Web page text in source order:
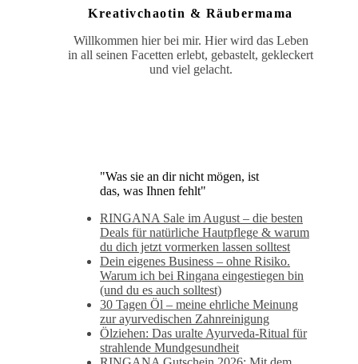
Kreativchaotin & Räubermama
Willkommen hier bei mir. Hier wird das Leben
in all seinen Facetten erlebt, gebastelt, gekleckert
und viel gelacht.
"Was sie an dir nicht mögen, ist
das, was Ihnen fehlt"
RINGANA Sale im August – die besten
Deals für natürliche Hautpflege & warum
du dich jetzt vormerken lassen solltest
Dein eigenes Business – ohne Risiko.
Warum ich bei Ringana eingestiegen bin
(und du es auch solltest)
30 Tagen Öl – meine ehrliche Meinung
zur ayurvedischen Zahnreinigung
Ölziehen: Das uralte Ayurveda-Ritual für
strahlende Mundgesundheit